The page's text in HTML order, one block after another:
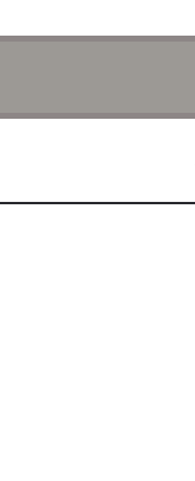
的呼应。在经历了
骂自己“真没用”；
加重焦虑的枷锁。
“像养孩子一样重
也能保有走向世界